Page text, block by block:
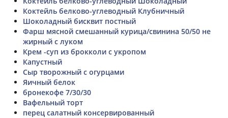
Коктейль белково-углеводный Клубничный
Шоколадный бисквит постный
Фарш мясной смешанный курица/свинина 50/50 не
жирный с луком
Крем -суп из брокколи с укропом
Капустный
Сыр творожный с огурцами
Яичный белок
бронекофе 7/30/30
Вафельный торт
перец салатный консервированный